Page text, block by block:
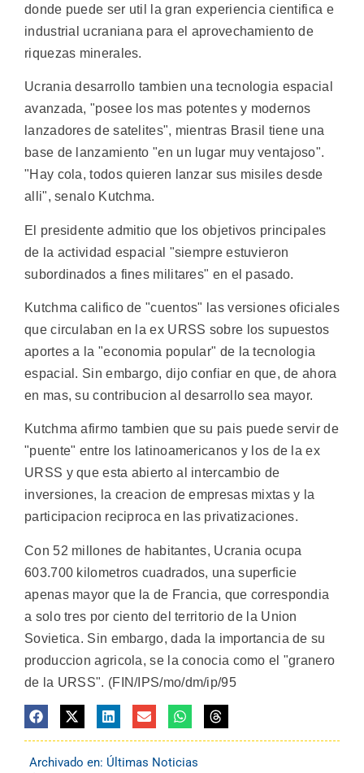
donde puede ser util la gran experiencia cientifica e
industrial ucraniana para el aprovechamiento de
riquezas minerales.
Ucrania desarrollo tambien una tecnologia espacial
avanzada, "posee los mas potentes y modernos
lanzadores de satelites", mientras Brasil tiene una
base de lanzamiento "en un lugar muy ventajoso".
"Hay cola, todos quieren lanzar sus misiles desde
alli", senalo Kutchma.
El presidente admitio que los objetivos principales
de la actividad espacial "siempre estuvieron
subordinados a fines militares" en el pasado.
Kutchma califico de "cuentos" las versiones oficiales
que circulaban en la ex URSS sobre los supuestos
aportes a la "economia popular" de la tecnologia
espacial. Sin embargo, dijo confiar en que, de ahora
en mas, su contribucion al desarrollo sea mayor.
Kutchma afirmo tambien que su pais puede servir de
"puente" entre los latinoamericanos y los de la ex
URSS y que esta abierto al intercambio de
inversiones, la creacion de empresas mixtas y la
participacion reciproca en las privatizaciones.
Con 52 millones de habitantes, Ucrania ocupa
603.700 kilometros cuadrados, una superficie
apenas mayor que la de Francia, que correspondia
a solo tres por ciento del territorio de la Union
Sovietica. Sin embargo, dada la importancia de su
produccion agricola, se la conocia como el "granero
de la URSS". (FIN/IPS/mo/dm/ip/95
Archivado en: Últimas Noticias